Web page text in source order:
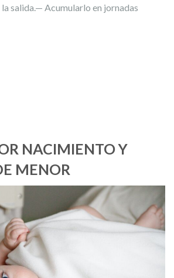
salida.— Acumularlo en jornadas
NACIMIENTO Y
MENOR